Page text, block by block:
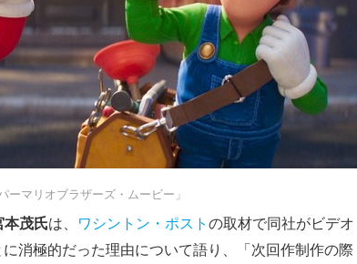
ーマリオブラザーズ・ムービー」
本茂氏は、 ワシントン・ポスト の取材で同社がビデオ
消極的だった理由について語り、「次回作制作の際